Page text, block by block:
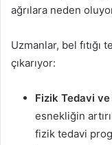
ağrılara neden
Uzmanlar, bel
çıkarıyor:
Fizik Tedavi
esnekliğin
fizik tedavi